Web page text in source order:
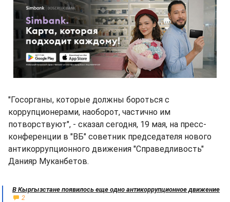
"Госорганы, которые должны бороться с
коррупционерами, наоборот, частично им
потворствуют", - сказал сегодня, 19 мая, на пресс-
конференции в "ВБ" советник председателя нового
антикоррупционного движения "Справедливость"
Данияр Муканбетов.
В Кыргызстане появилось еще одно антикоррупционное движение
2